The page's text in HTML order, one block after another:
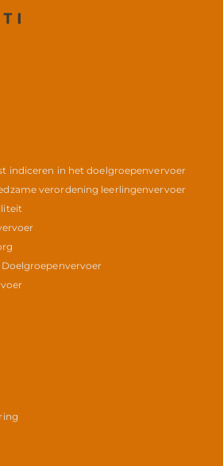
indiceren in het doelgroepenvervoer
verordening leerlingenvervoer